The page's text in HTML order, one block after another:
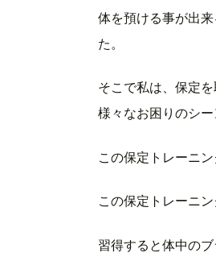
体を預ける事が出
た。
そこで私は、保定
様々なお困りのシ
この保定トレーニ
この保定トレーニ
習得すると体中の